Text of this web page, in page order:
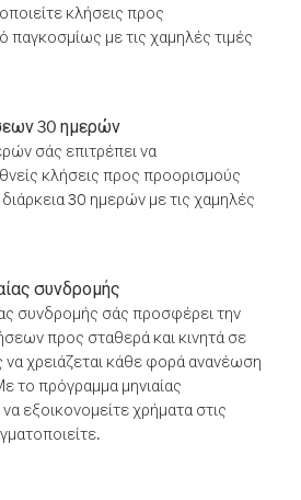
κλήσεις προς
παγκοσμίως με τις χαμηλές τιμές
30 ημερών
σάς επιτρέπει να
κλήσεις προς προορισμούς
30 ημερών με τις χαμηλές
συνδρομής
συνδρομής σάς προσφέρει την
προς σταθερά και κινητά σε
να χρειάζεται κάθε φορά ανανέωση
το πρόγραμμα μηνιαίας
εξοικονομείτε χρήματα στις